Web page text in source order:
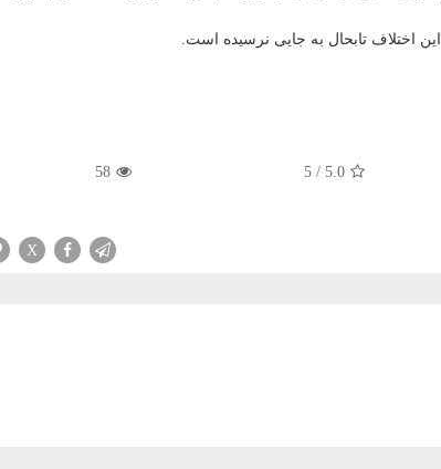
اختلاف تابحال به جایی نرسیده است.
5.0
/
5
58
X